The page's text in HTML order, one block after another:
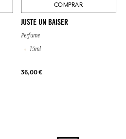
COMPRAR
JUSTE UN BAISER
Perfume
15ml
36,00 €